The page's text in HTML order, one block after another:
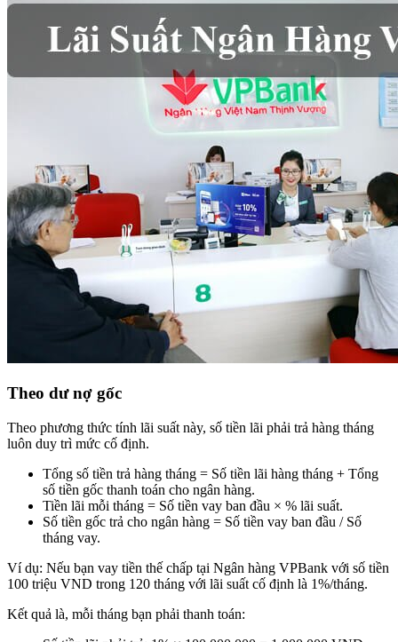
Theo dư nợ gốc
Theo phương thức tính lãi suất này, số tiền lãi phải trả hàng tháng
luôn duy trì mức cố định.
Tổng số tiền trả hàng tháng = Số tiền lãi hàng tháng + Tổng
số tiền gốc thanh toán cho ngân hàng.
Tiền lãi mỗi tháng = Số tiền vay ban đầu × % lãi suất.
Số tiền gốc trả cho ngân hàng = Số tiền vay ban đầu / Số
tháng vay.
Ví dụ: Nếu bạn vay tiền thế chấp tại Ngân hàng VPBank với số tiền
100 triệu VND trong 120 tháng với lãi suất cố định là 1%/tháng.
Kết quả là, mỗi tháng bạn phải thanh toán: